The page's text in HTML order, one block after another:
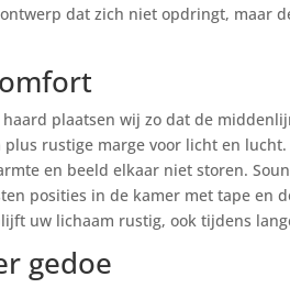
dat zich niet opdringt, maar
plaatsen wij zo dat de
rustige marge voor licht en
en beeld elkaar niet storen.
posities in de kamer met tape en
uw lichaam rustig, ook tijdens
gedoe